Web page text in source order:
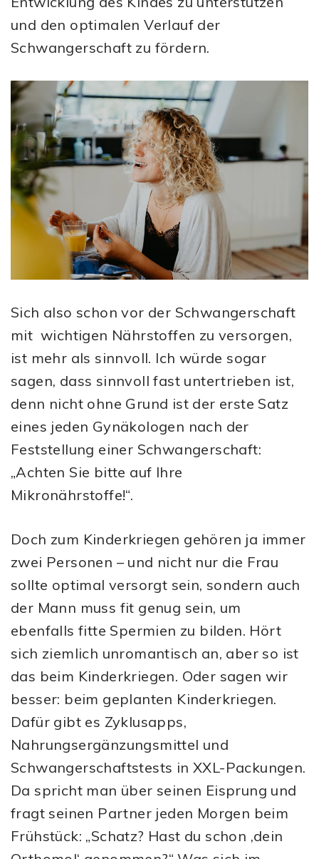
und den optimalen Verlauf der
Schwangerschaft zu fördern.
Sich also schon vor der Schwangerschaft
mit wichtigen Nährstoffen zu versorgen,
ist mehr als sinnvoll. Ich würde sogar
sagen, dass sinnvoll fast untertrieben ist,
denn nicht ohne Grund ist der erste Satz
eines jeden Gynäkologen nach der
Feststellung einer Schwangerschaft:
„Achten Sie bitte auf Ihre
Mikronährstoffe!“.
Doch zum Kinderkriegen gehören ja immer
zwei Personen – und nicht nur die Frau
sollte optimal versorgt sein, sondern auch
der Mann muss fit genug sein, um
ebenfalls fitte Spermien zu bilden. Hört
sich ziemlich unromantisch an, aber so ist
das beim Kinderkriegen. Oder sagen wir
besser: beim geplanten Kinderkriegen.
Dafür gibt es Zyklusapps,
Nahrungsergänzungsmittel und
Schwangerschaftstests in XXL-Packungen.
Da spricht man über seinen Eisprung und
fragt seinen Partner jeden Morgen beim
Frühstück: „Schatz? Hast du schon ‚dein